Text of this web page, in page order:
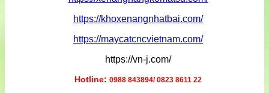
https://khoxenangnhatbai.com/
https://maycatcncvietnam.com/
https://vn-j.com/
Hotline: 0988 843894/ 0823 8611 22